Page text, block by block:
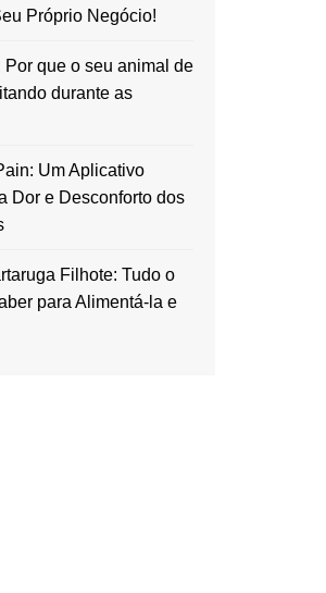
Próprio Negócio!
Por que o seu animal de
durante as
Um Aplicativo
Dor e Desconforto dos
Filhote: Tudo o
para Alimentá-la e